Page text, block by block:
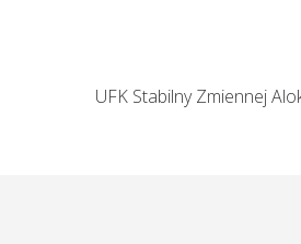
UFK Stabilny Zmiennej